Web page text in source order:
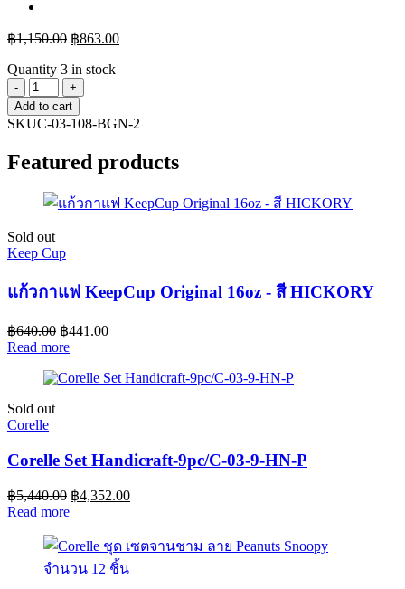
฿1,150.00 ฿863.00
Quantity 3 in stock
Corelle
จาน
อาหาร
8.5"
cm.)
ส้ม
2
03-
BGN-
2
quantity
Add to cart
SKUC-03-108-BGN-2
Featured products
Sold out
Keep Cup
แก้วกาแฟ KeepCup Original 16oz - สี HICKORY
฿640.00 ฿441.00
Read more
Sold out
Corelle
Corelle Set Handicraft-9pc/C-03-9-HN-P
฿5,440.00 ฿4,352.00
Read more